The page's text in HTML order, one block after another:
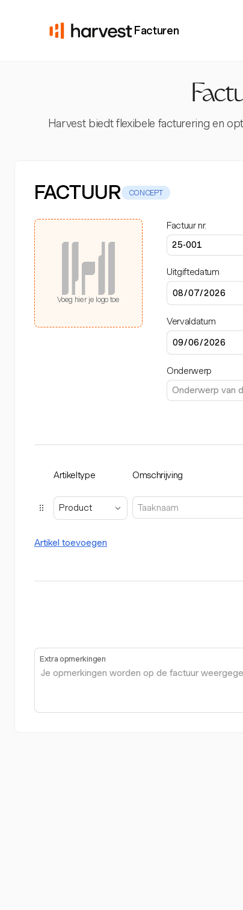
Facturen
Harvest biedt flexibele facturering en
FACTUUR CONCEPT
Voeg hier je logo toe
Factuur nr.
Uitgiftedatum
Vervaldatum
Onderwerp
Artikeltype Omschrijving
Product
Artikel toevoegen
Extra opmerkingen